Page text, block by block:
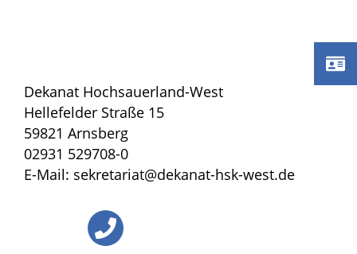
Dekanat Hochsauerland-West
Hellefelder Straße 15
59821 Arnsberg
02931 529708-0
E-Mail: sekretariat@dekanat-hsk-west.de